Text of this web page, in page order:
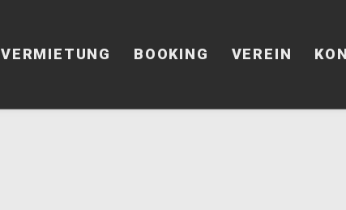
VERMIETUNG BOOKING VEREIN